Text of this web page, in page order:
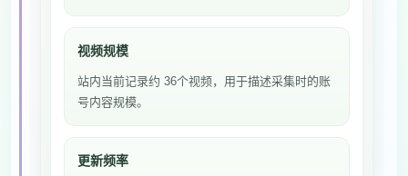
视频规模
站内当前记录约 36个视频，用于描述采集时的账
号内容规模。
更新频率